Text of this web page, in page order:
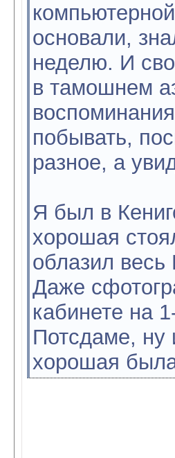
основали,
неделю. И
в тамошнем
побывать,
разное, а
Я был в
хорошая
облазил весь
Даже
кабинете на
Потсдаме, ну
хорошая